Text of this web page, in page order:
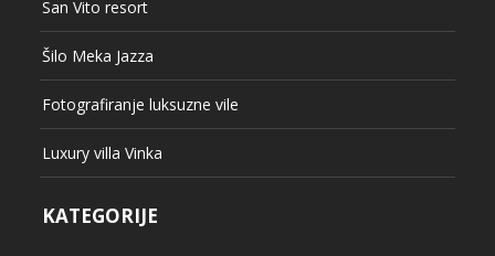
San Vito resort
Šilo Meka Jazza
Fotografiranje luksuzne vile
Luxury villa Vinka
KATEGORIJE